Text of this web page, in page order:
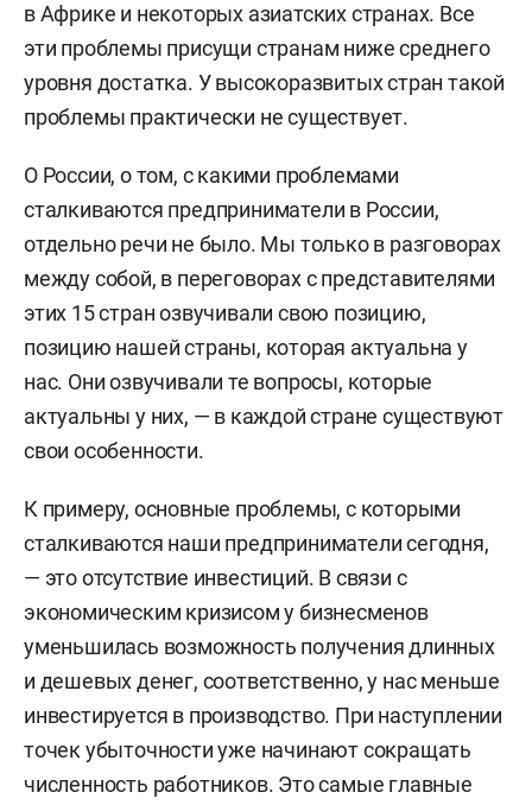
в Африке и некоторых азиатских странах. Все
эти проблемы присущи странам ниже среднего
уровня достатка. У высокоразвитых стран такой
проблемы практически не существует.
О России, о том, с какими проблемами
сталкиваются предприниматели в России,
отдельно речи не было. Мы только в разговорах
между собой, в переговорах с представителями
этих 15 стран озвучивали свою позицию,
позицию нашей страны, которая актуальна у
нас. Они озвучивали те вопросы, которые
актуальны у них, — в каждой стране существуют
свои особенности.
К примеру, основные проблемы, с которыми
сталкиваются наши предприниматели сегодня,
— это отсутствие инвестиций. В связи с
экономическим кризисом у бизнесменов
уменьшилась возможность получения длинных
и дешевых денег, соответственно, у нас меньше
инвестируется в производство. При наступлении
точек убыточности уже начинают сокращать
численность работников. Это самые главные